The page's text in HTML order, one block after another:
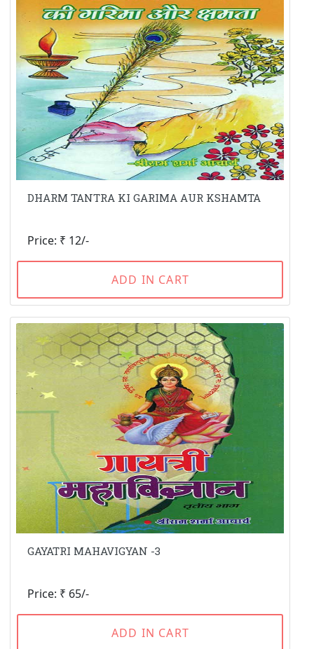
DHARM TANTRA KI GARIMA AUR KSHAMTA
Price: ₹ 12/-
ADD IN CART
GAYATRI MAHAVIGYAN -3
Price: ₹ 65/-
ADD IN CART